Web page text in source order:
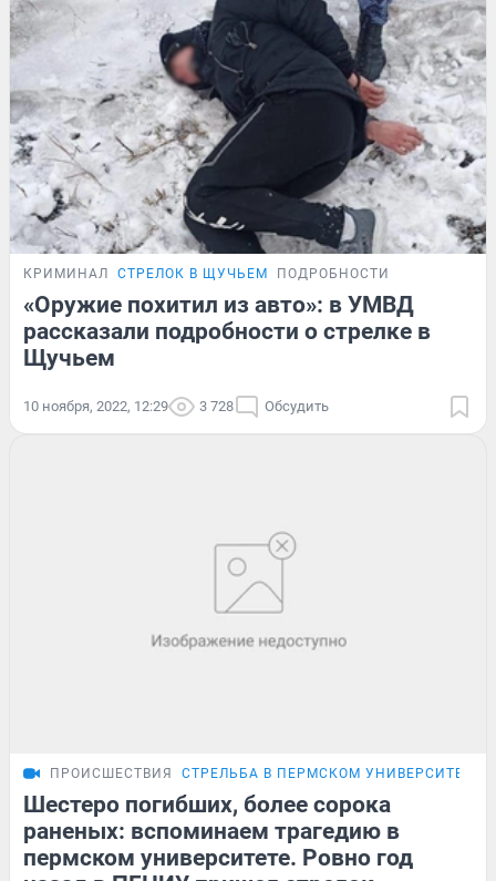
КРИМИНАЛ СТРЕЛОК В ЩУЧЬЕМ ПОДРОБНОСТИ
«Оружие похитил из авто»: в УМВД
рассказали подробности о стрелке в
Щучьем
10 ноября, 2022, 12:29 3 728 Обсудить
ПРОИСШЕСТВИЯ СТРЕЛЬБА В ПЕРМСКОМ УНИВЕРСИТЕТЕ
Шестеро погибших, более сорока
раненых: вспоминаем трагедию в
пермском университете. Ровно год